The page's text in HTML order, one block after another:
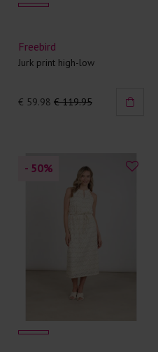
Freebird
Jurk print high-low
€ 59.98 € 119.95
- 50%